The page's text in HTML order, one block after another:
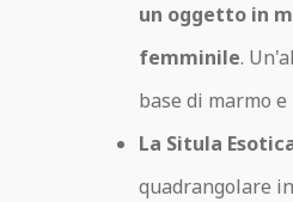
un oggetto in
femminile.
base di marmo e
La Situla
quadrangolare